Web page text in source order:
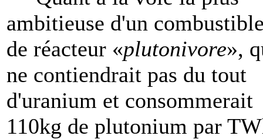
ambitieuse d'un
de réacteur «plutonivore»,
ne contiendrait pas du tout
d'uranium et consommerait
110kg de plutonium par